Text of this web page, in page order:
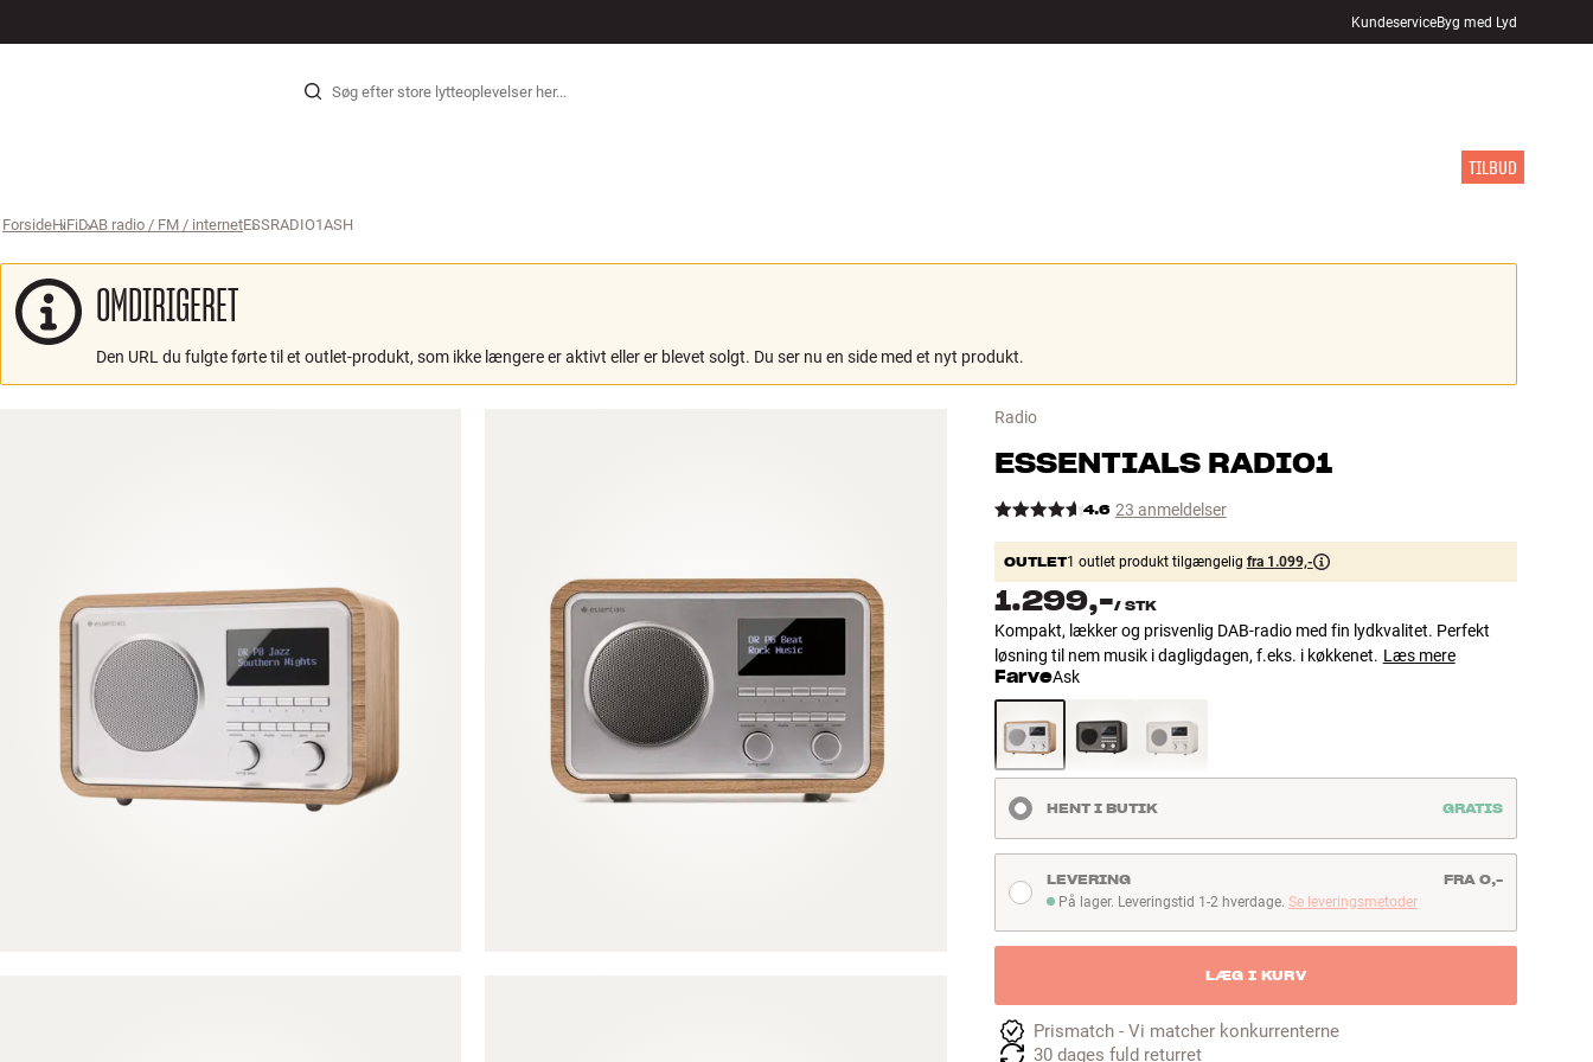
Gå til indhold
KundeserviceByg med Lyd
TILBUD
Forside ›
HiFi ›
DAB radio / FM / internet ›
ESSRADIO1ASH
OMDIRIGERET
Den URL du fulgte førte til et outlet-produkt, som ikke længere er aktivt eller er blevet solgt. Du ser nu en side med et nyt produkt.
Radio
ESSENTIALS RADIO1
4.6 23 anmeldelser
OUTLET1 outlet produkt tilgængelig fra 1.099,-
1.299,-/ STK
Kompakt, lækker og prisvenlig DAB-radio med fin lydkvalitet. Perfekt
løsning til nem musik i dagligdagen, f.eks. i køkkenet. Læs mere
FarveAsk
HENT I BUTIK GRATIS
På lager. Leveringstid 1-2 hverdage
På lager. Leveringstid 1-2 hverdage. Se leveringsmetoder
LEVERING FRA 0,-
LÆG I KURV
Prismatch - Vi matcher konkurrenterne
30 dages fuld returret